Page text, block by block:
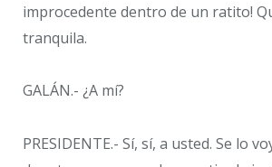
improcedente dentro de un ratito!
tranquila.
GALÁN.- ¿A mí?
PRESIDENTE.- Sí, sí, a usted. Se lo